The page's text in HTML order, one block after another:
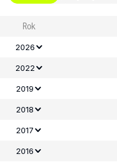
Rok
2026
2022
2019
2018
2017
2016